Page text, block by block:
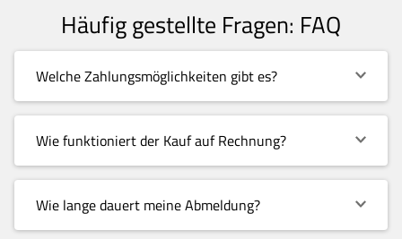
Häufig gestellte Fragen: FAQ
Welche Zahlungsmöglichkeiten gibt es?
Wie funktioniert der Kauf auf Rechnung?
Wie lange dauert meine Abmeldung?